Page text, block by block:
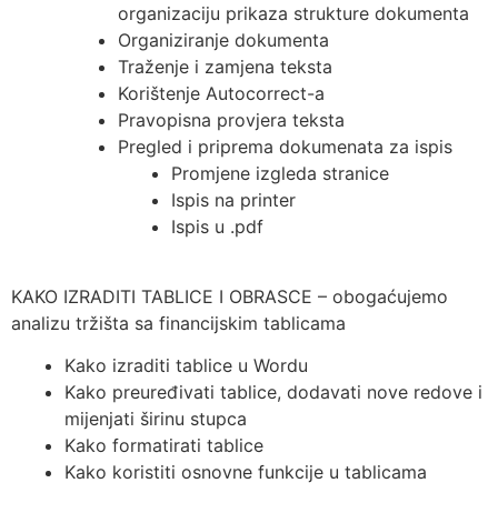
organizaciju prikaza strukture dokumenta
Organiziranje dokumenta
Traženje i zamjena teksta
Korištenje Autocorrect-a
Pravopisna provjera teksta
Pregled i priprema dokumenata za ispis
Promjene izgleda stranice
Ispis na printer
Ispis u .pdf
KAKO IZRADITI TABLICE I OBRASCE – obogaćujemo
analizu tržišta sa financijskim tablicama
Kako izraditi tablice u Wordu
Kako preuređivati tablice, dodavati nove redove i
mijenjati širinu stupca
Kako formatirati tablice
Kako koristiti osnovne funkcije u tablicama